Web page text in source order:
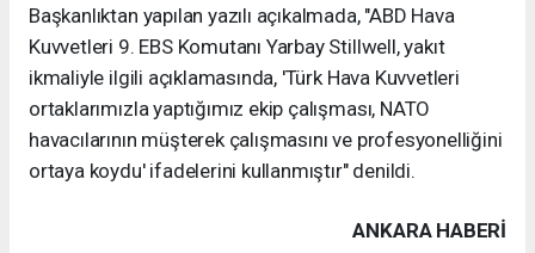
Başkanlıktan yapılan yazılı açıkalmada, "ABD Hava
Kuvvetleri 9. EBS Komutanı Yarbay Stillwell, yakıt
ikmaliyle ilgili açıklamasında, 'Türk Hava Kuvvetleri
ortaklarımızla yaptığımız ekip çalışması, NATO
havacılarının müşterek çalışmasını ve profesyonelliğini
ortaya koydu' ifadelerini kullanmıştır" denildi.
ANKARA HABERİ